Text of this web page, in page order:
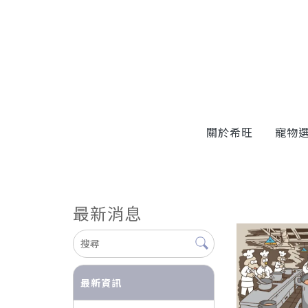
關於希旺 寵物
最新消息
最新資訊